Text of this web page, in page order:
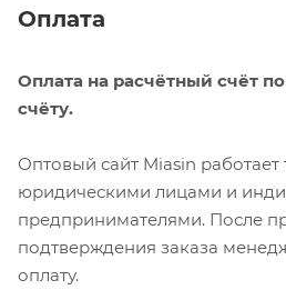
Оплата
Оплата на расчётный счёт
счёту.
Оптовый сайт Miasin работает
юридическими лицами и
предпринимателями. После
подтверждения заказа
оплату.